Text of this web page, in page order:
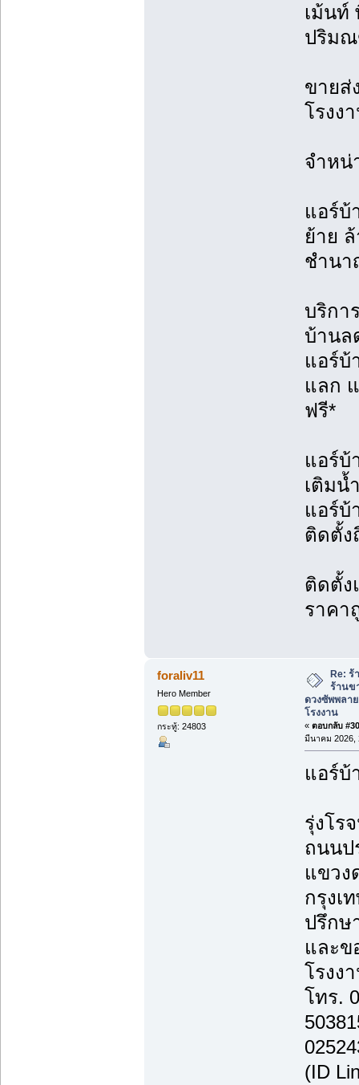
เม้นท์
ปริม
ขายส่
โรงง
จำหน่
แอร์บ้
ย้าย
ชำนา
บริกา
บ้านล
แอร์บ้
แลก
ฟรี*
แอร์บ้
เติมน้
แอร์บ้
ติดตั้ง
ติดตั้ง
ราคา
foraliv11
Hero Member
กระทู้: 24803
Re: ร้
ร้านข
ดวงซัพพลา
โรงงาน
« ตอบกลับ
มีนาคม 2026,
แอร์บ้
รุ่งโร
ถนนป
แขวง
กรุงเ
ปรึกษ
และข
โรงง
โทร.
(ID